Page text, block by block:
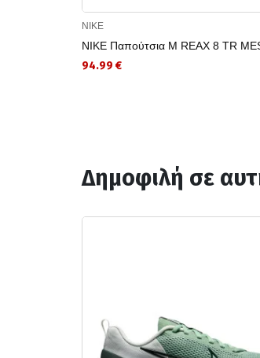
NIKE
NIKE Παπούτσια M REAX 8 TR
94.99 €
Δημοφιλή σε